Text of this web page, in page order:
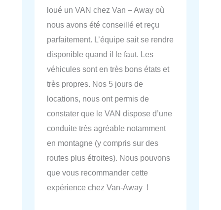
loué un VAN chez Van – Away où
nous avons été conseillé et reçu
parfaitement. L’équipe sait se rendre
disponible quand il le faut. Les
véhicules sont en très bons états et
très propres. Nos 5 jours de
locations, nous ont permis de
constater que le VAN dispose d’une
conduite très agréable notamment
en montagne (y compris sur des
routes plus étroites). Nous pouvons
que vous recommander cette
expérience chez Van-Away !